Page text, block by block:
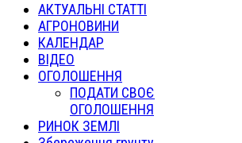
АКТУАЛЬНІ СТАТТІ
АГРОНОВИНИ
КАЛЕНДАР
ВІДЕО
ОГОЛОШЕННЯ
ПОДАТИ СВОЄ
ОГОЛОШЕННЯ
РИНОК ЗЕМЛІ